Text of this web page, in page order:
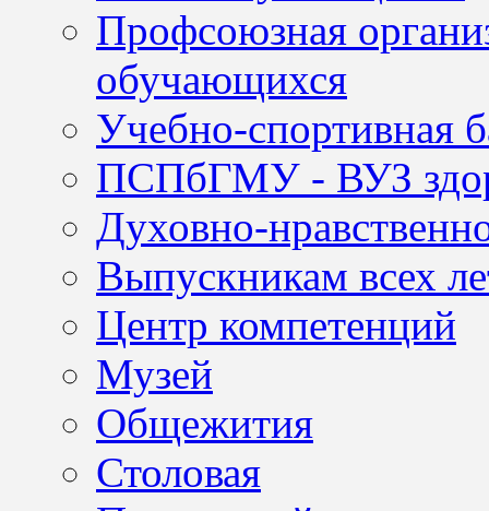
Профсоюзная
обучающихся
Учебно-спортивная
ПСПбГМУ - ВУЗ
Духовно-
Выпускникам всех
Центр компетенций
Музей
Общежития
Столовая